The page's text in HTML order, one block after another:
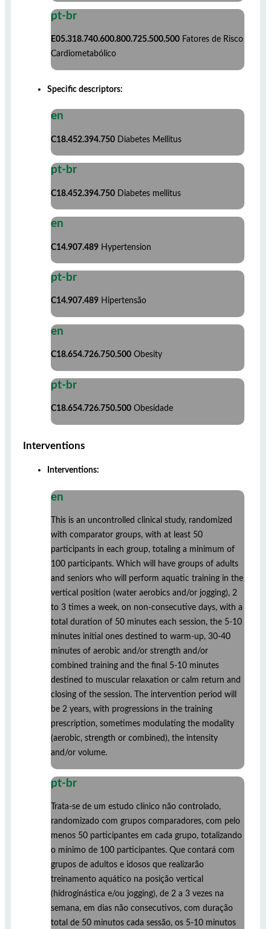
pt-br
E05.318.740.600.800.725.500.500 Fatores de Risco
Cardiometabólico
Specific descriptors:
en
C18.452.394.750 Diabetes Mellitus
pt-br
C18.452.394.750 Diabetes mellitus
en
C14.907.489 Hypertension
pt-br
C14.907.489 Hipertensão
en
C18.654.726.750.500 Obesity
pt-br
C18.654.726.750.500 Obesidade
Interventions
Interventions:
en
This is an uncontrolled clinical study, randomized
with comparator groups, with at least 50
participants in each group, totaling a minimum of
100 participants. Which will have groups of adults
and seniors who will perform aquatic training in the
vertical position (water aerobics and/or jogging), 2
to 3 times a week, on non-consecutive days, with a
total duration of 50 minutes each session, the 5-10
minutes initial ones destined to warm-up, 30-40
minutes of aerobic and/or strength and/or
combined training and the final 5-10 minutes
destined to muscular relaxation or calm return and
closing of the session. The intervention period will
be 2 years, with progressions in the training
prescription, sometimes modulating the modality
(aerobic, strength or combined), the intensity
and/or volume.
pt-br
Trata-se de um estudo clínico não controlado,
randomizado com grupos comparadores, com pelo
menos 50 participantes em cada grupo, totalizando
o mínimo de 100 participantes. Que contará com
grupos de adultos e idosos que realizarão
treinamento aquático na posição vertical
(hidroginástica e/ou jogging), de 2 a 3 vezes na
semana, em dias não consecutivos, com duração
total de 50 minutos cada sessão, os 5-10 minutos